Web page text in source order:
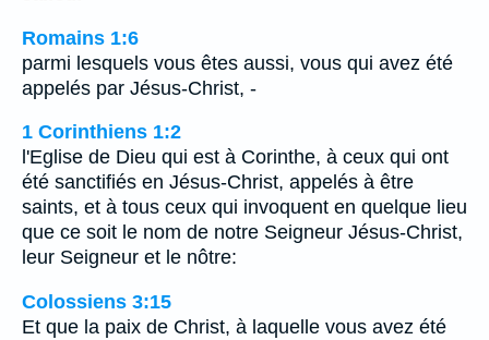
Romains 1:6
parmi lesquels vous êtes aussi, vous qui avez été
appelés par Jésus-Christ, -
1 Corinthiens 1:2
l'Eglise de Dieu qui est à Corinthe, à ceux qui ont
été sanctifiés en Jésus-Christ, appelés à être
saints, et à tous ceux qui invoquent en quelque lieu
que ce soit le nom de notre Seigneur Jésus-Christ,
leur Seigneur et le nôtre:
Colossiens 3:15
Et que la paix de Christ, à laquelle vous avez été